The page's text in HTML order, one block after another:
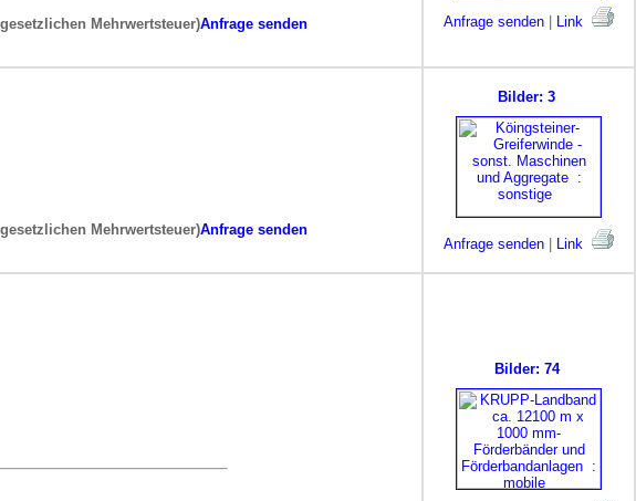
Mehrwertsteuer)Anfrage senden
Anfrage senden Link
Mehrwertsteuer)Anfrage senden
Bilder: 3
Anfrage senden Link
Bilder: 74